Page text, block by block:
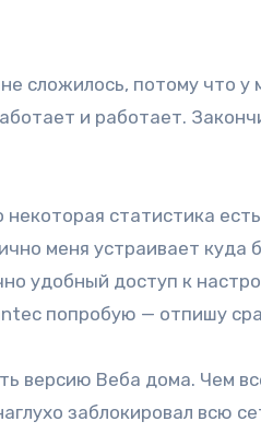
сложилось, потому что
и работает.
статистика
меня устраивает куда
удобный доступ к
попробую — отпишу
версию Веба дома. Чем
заблокировал всю